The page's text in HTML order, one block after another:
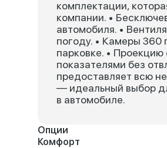
комплектации,
компании. •
автомобиля. •
погоду. • Камеры 360
парковке. •
показателями без
предоставляет всю
— идеальный выбор
в автомобиле.
Опции
Комфорт